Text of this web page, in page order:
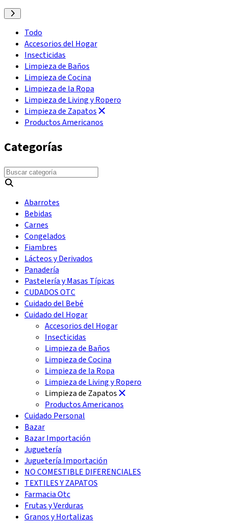
Todo
Accesorios del Hogar
Insecticidas
Limpieza de Baños
Limpieza de Cocina
Limpieza de la Ropa
Limpieza de Living y Ropero
Limpieza de Zapatos
Productos Americanos
Categorías
Abarrotes
Bebidas
Carnes
Congelados
Fiambres
Lácteos y Derivados
Panadería
Pastelería y Masas Típicas
CUDADOS OTC
Cuidado del Bebé
Cuidado del Hogar
Accesorios del Hogar
Insecticidas
Limpieza de Baños
Limpieza de Cocina
Limpieza de la Ropa
Limpieza de Living y Ropero
Limpieza de Zapatos
Productos Americanos
Cuidado Personal
Bazar
Bazar Importación
Juguetería
Juguetería Importación
NO COMESTIBLE DIFERENCIALES
TEXTILES Y ZAPATOS
Farmacia Otc
Frutas y Verduras
Granos y Hortalizas